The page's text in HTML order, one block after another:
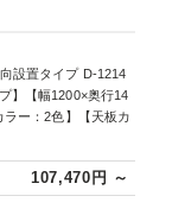
設置タイプ D-1214
】【幅1200×奥行14
ー：2色】【天板カ
107,470円 ～